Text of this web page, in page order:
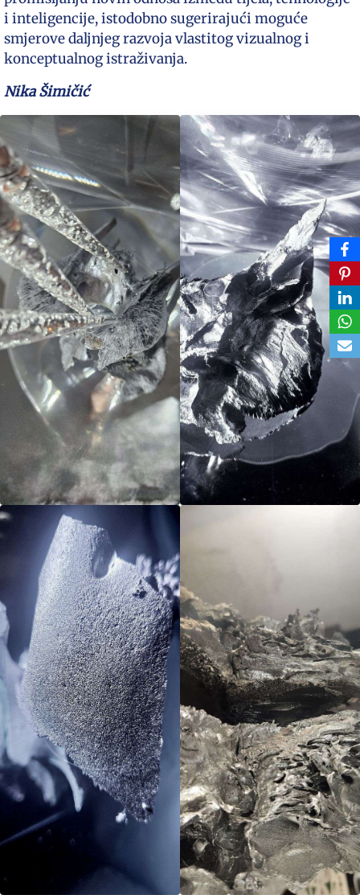
i inteligencije, istodobno sugerirajući moguće
smjerove daljnjeg razvoja vlastitog vizualnog i
konceptualnog istraživanja.
Nika Šimičić